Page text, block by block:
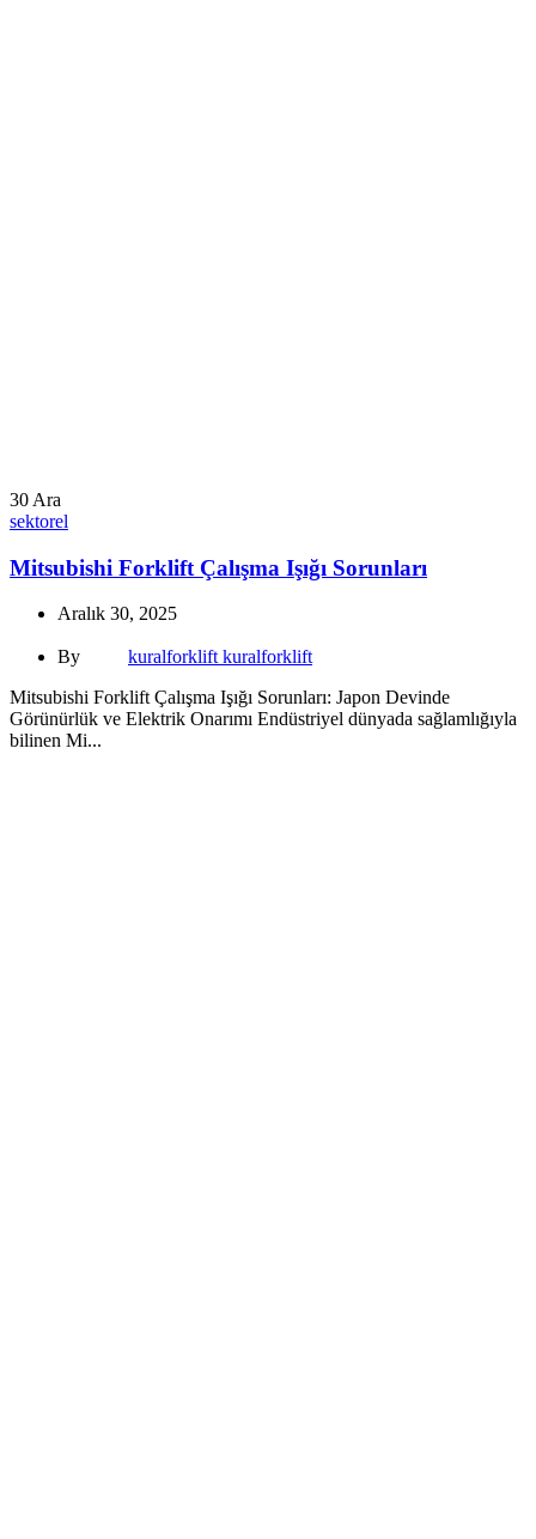
30 Ara
sektorel
Mitsubishi Forklift Çalışma Işığı Sorunları
Aralık 30, 2025
By
kuralforklift kuralforklift
Mitsubishi Forklift Çalışma Işığı Sorunları: Japon Devinde
Görünürlük ve Elektrik Onarımı Endüstriyel dünyada sağlamlığıyla
bilinen Mi...